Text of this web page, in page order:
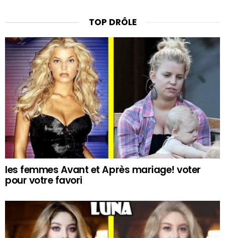
TOP DRÔLE
les femmes Avant et Après mariage! voter
pour votre favori